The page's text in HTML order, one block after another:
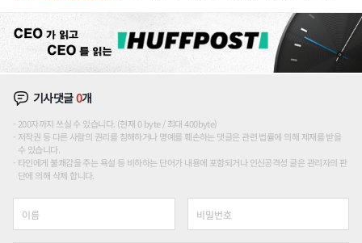
기사댓글0개
200자까지 쓰실 수 있습니다. (현재 0 byte / 최대 400byte)
저작권 등 다른 사람의 권리를 침해하거나 명예를 훼손하는 댓글은 관련 법률에 의해 제재를 받을
수 있습니다.
타인에게 불쾌감을 주는 욕설 등 비하하는 단어가 내용에 포함되거나 인신공격성 글은 관리자의 판
단에 의해 삭제 합니다.